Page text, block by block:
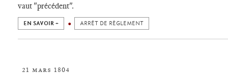
vaut "précédent".
EN SAVOIR + ARRÊT DE RÈGLEMENT
21 mars 1804